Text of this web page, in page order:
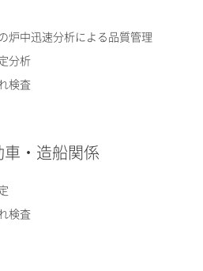
炉中迅速分析による品質管理
分析
検査
・造船関係
検査